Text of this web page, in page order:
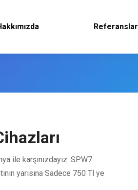
Referanslar
ile karşınızdayız. SPW7
yarısına Sadece 750 Tl ye